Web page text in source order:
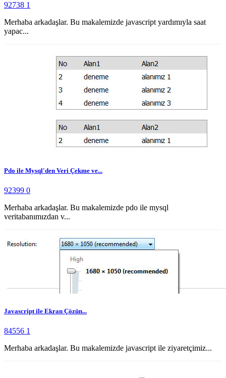
92738 1
Merhaba arkadaşlar. Bu makalemizde javascript yardımıyla saat
yapac...
Pdo ile Mysql'den Veri Çekme ve...
92399 0
Merhaba arkadaşlar. Bu makalemizde pdo ile mysql
veritabanımızdan v...
Javascript ile Ekran Çözün...
84556 1
Merhaba arkadaşlar. Bu makalemizde javascript ile ziyaretçimiz...